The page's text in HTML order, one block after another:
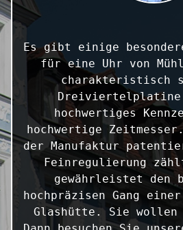
Es gibt einige
für eine Uhr von
charakteristisch
hochwertiges
hochwertige
der Manufaktur
Feinregulierung
gewährleistet den
hochpräzisen Gang
Glashütte. Sie wollen